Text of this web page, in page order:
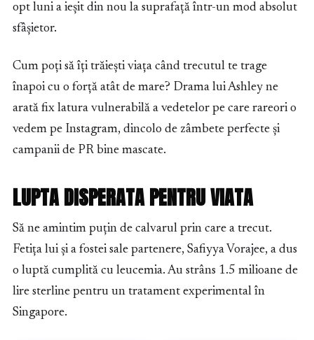
opt luni a ieșit din nou la suprafață într-un mod absolut
sfâșietor.
Cum poți să îți trăiești viața când trecutul te trage
înapoi cu o forță atât de mare? Drama lui Ashley ne
arată fix latura vulnerabilă a vedetelor pe care rareori o
vedem pe Instagram, dincolo de zâmbete perfecte și
campanii de PR bine mascate.
LUPTA DISPERATA PENTRU VIATA
Să ne amintim puțin de calvarul prin care a trecut.
Fetița lui și a fostei sale partenere, Safiyya Vorajee, a dus
o luptă cumplită cu leucemia. Au strâns 1.5 milioane de
lire sterline pentru un tratament experimental în
Singapore.